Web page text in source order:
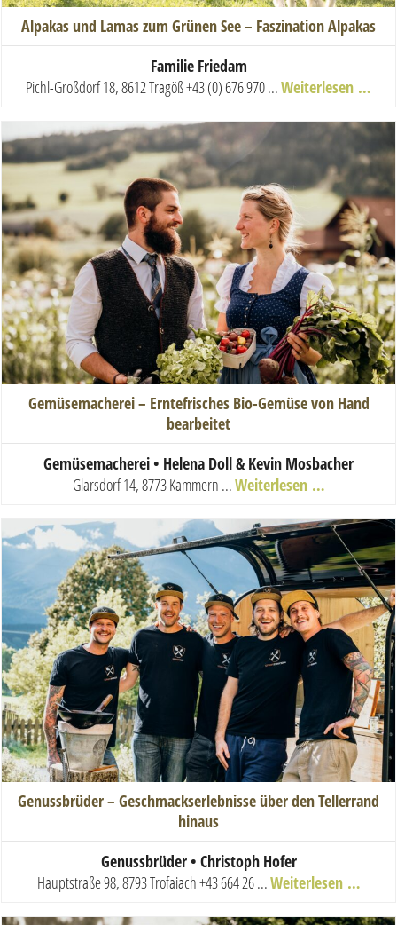
Alpakas und Lamas zum Grünen See – Faszination Alpakas
Familie Friedam
Pichl-Großdorf 18, 8612 Tragöß+43 (0) 676 970 ...Weiterlesen …
Gemüsemacherei – Erntefrisches Bio-Gemüse von Hand
bearbeitet
Gemüsemacherei • Helena Doll & Kevin Mosbacher
Glarsdorf 14, 8773 Kammern ...Weiterlesen …
Genussbrüder – Geschmackserlebnisse über den Tellerrand
hinaus
Genussbrüder • Christoph Hofer
Hauptstraße 98, 8793 Trofaiach+43 664 26 ...Weiterlesen …